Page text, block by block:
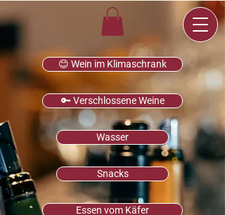
😊 Wein im Klimaschrank
🔑 Verschlossene Weine
Wasser
Snacks
Essen vom Käfer